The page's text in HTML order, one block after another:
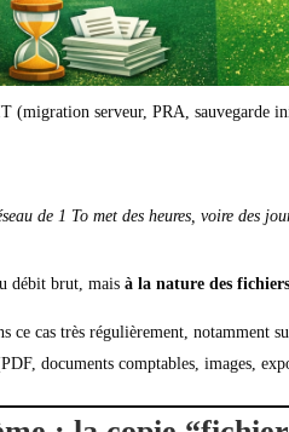
(migration serveur, PRA, sauvegarde
de 1 To met des heures, voire des
débit brut, maisà la nature des
ce cas très régulièrement, notamment
documents comptables, images,